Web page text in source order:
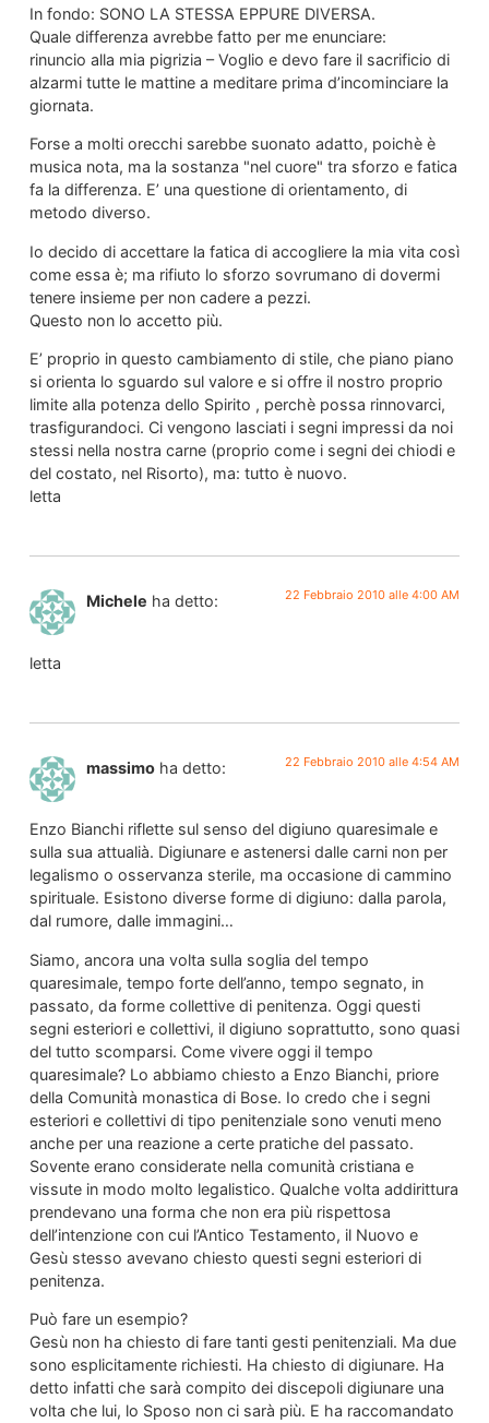
In fondo: SONO LA STESSA EPPURE DIVERSA.
Quale differenza avrebbe fatto per me enunciare:
rinuncio alla mia pigrizia – Voglio e devo fare il sacrificio di
alzarmi tutte le mattine a meditare prima d’incominciare la
giornata.
Forse a molti orecchi sarebbe suonato adatto, poichè è
musica nota, ma la sostanza "nel cuore" tra sforzo e fatica
fa la differenza. E’ una questione di orientamento, di
metodo diverso.
Io decido di accettare la fatica di accogliere la mia vita così
come essa è; ma rifiuto lo sforzo sovrumano di dovermi
tenere insieme per non cadere a pezzi.
Questo non lo accetto più.
E’ proprio in questo cambiamento di stile, che piano piano
si orienta lo sguardo sul valore e si offre il nostro proprio
limite alla potenza dello Spirito , perchè possa rinnovarci,
trasfigurandoci. Ci vengono lasciati i segni impressi da noi
stessi nella nostra carne (proprio come i segni dei chiodi e
del costato, nel Risorto), ma: tutto è nuovo.
letta
Michele ha detto: 22 Febbraio 2010 alle 4:00 AM
letta
massimo ha detto: 22 Febbraio 2010 alle 4:54 AM
Enzo Bianchi riflette sul senso del digiuno quaresimale e
sulla sua attualià. Digiunare e astenersi dalle carni non per
legalismo o osservanza sterile, ma occasione di cammino
spirituale. Esistono diverse forme di digiuno: dalla parola,
dal rumore, dalle immagini…
Siamo, ancora una volta sulla soglia del tempo
quaresimale, tempo forte dell’anno, tempo segnato, in
passato, da forme collettive di penitenza. Oggi questi
segni esteriori e collettivi, il digiuno soprattutto, sono quasi
del tutto scomparsi. Come vivere oggi il tempo
quaresimale? Lo abbiamo chiesto a Enzo Bianchi, priore
della Comunità monastica di Bose. Io credo che i segni
esteriori e collettivi di tipo penitenziale sono venuti meno
anche per una reazione a certe pratiche del passato.
Sovente erano considerate nella comunità cristiana e
vissute in modo molto legalistico. Qualche volta addirittura
prendevano una forma che non era più rispettosa
dell’intenzione con cui l’Antico Testamento, il Nuovo e
Gesù stesso avevano chiesto questi segni esteriori di
penitenza.
Può fare un esempio?
Gesù non ha chiesto di fare tanti gesti penitenziali. Ma due
sono esplicitamente richiesti. Ha chiesto di digiunare. Ha
detto infatti che sarà compito dei discepoli digiunare una
volta che lui, lo Sposo non ci sarà più. E ha raccomandato